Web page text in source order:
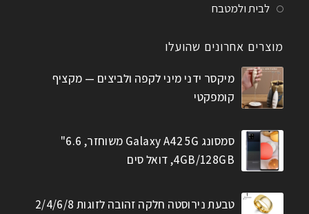
לבית ולמטבח
מוצרים אחרונים שהועלו
מיקסר ידני מיני לקפה ולביצים — מקציף
קומפקטי
סמסונג Galaxy A42 5G משוחזר, 6.6"
4GB/128GB, דואל סים
טבעת נירוסטה חלקה זהובה לזוגות 2/4/6/8